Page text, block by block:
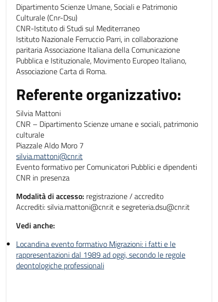
Dipartimento Scienze Umane, Sociali e Patrimonio
Culturale (Cnr-Dsu)
CNR-Istituto di Studi sul Mediterraneo
Istituto Nazionale Ferruccio Parri, in collaborazione
paritaria Associazione Italiana della Comunicazione
Pubblica e Istituzionale, Movimento Europeo Italiano,
Associazione Carta di Roma.
Referente organizzativo:
Silvia Mattoni
CNR – Dipartimento Scienze umane e sociali, patrimonio
culturale
Piazzale Aldo Moro 7
silvia.mattoni@cnr.it
Evento formativo per Comunicatori Pubblici e dipendenti
CNR in presenza
Modalità di accesso: registrazione / accredito
Accrediti: silvia.mattoni@cnr.it e segreteria.dsu@cnr.it
Vedi anche:
Locandina evento formativo Migrazioni: i fatti e le
rappresentazioni dal 1989 ad oggi, secondo le regole
deontologiche professionali